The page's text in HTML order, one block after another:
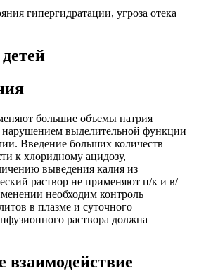
гипергидратации, угроза отека
большие объемы натрия
нарушением выделительной функции
Введение больших количеств
к хлоридному ацидозу,
выведения калия из
раствор не применяют п/к и в/
необходим контроль
в плазме и суточного
раствора должна
взаимодействие